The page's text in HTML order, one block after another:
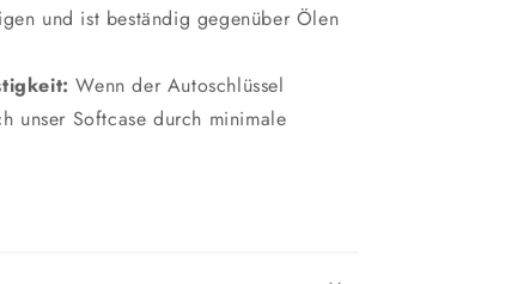
und ist beständig gegenüber Ölen
Wenn der Autoschlüssel
unser Softcase durch minimale